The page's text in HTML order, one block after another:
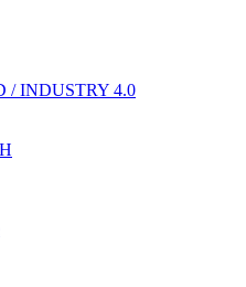
/ INDUSTRY 4.0